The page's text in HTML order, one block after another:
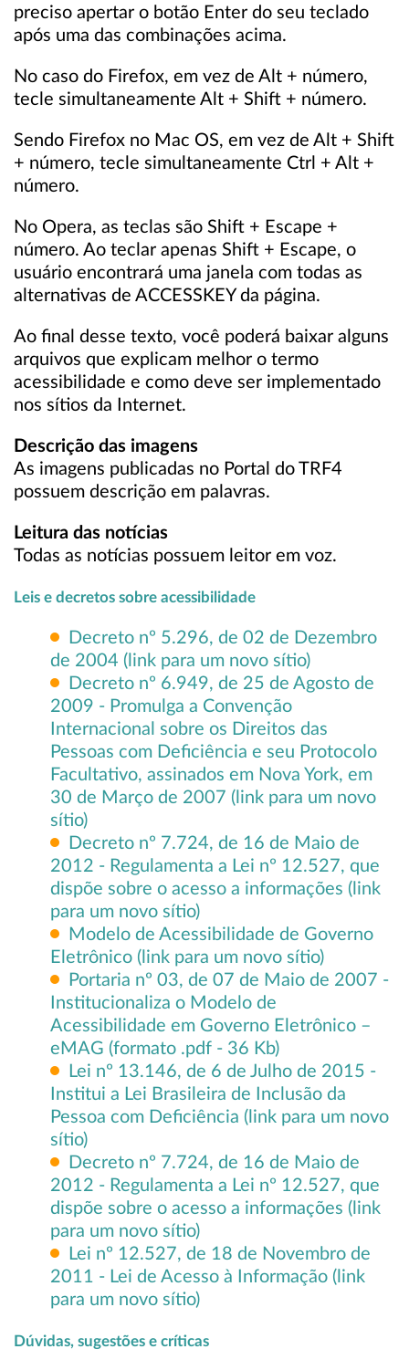
preciso apertar o botão Enter do seu teclado
após uma das combinações acima.
No caso do Firefox, em vez de Alt + número,
tecle simultaneamente Alt + Shift + número.
Sendo Firefox no Mac OS, em vez de Alt + Shift
+ número, tecle simultaneamente Ctrl + Alt +
número.
No Opera, as teclas são Shift + Escape +
número. Ao teclar apenas Shift + Escape, o
usuário encontrará uma janela com todas as
alternativas de ACCESSKEY da página.
Ao final desse texto, você poderá baixar alguns
arquivos que explicam melhor o termo
acessibilidade e como deve ser implementado
nos sítios da Internet.
Descrição das imagens
As imagens publicadas no Portal do TRF4
possuem descrição em palavras.
Leitura das notícias
Todas as notícias possuem leitor em voz.
Leis e decretos sobre acessibilidade
Decreto nº 5.296, de 02 de Dezembro
de 2004 (link para um novo sítio)
Decreto nº 6.949, de 25 de Agosto de
2009 - Promulga a Convenção
Internacional sobre os Direitos das
Pessoas com Deficiência e seu Protocolo
Facultativo, assinados em Nova York, em
30 de Março de 2007 (link para um novo
sítio)
Decreto nº 7.724, de 16 de Maio de
2012 - Regulamenta a Lei nº 12.527, que
dispõe sobre o acesso a informações (link
para um novo sítio)
Modelo de Acessibilidade de Governo
Eletrônico (link para um novo sítio)
Portaria nº 03, de 07 de Maio de 2007 -
Institucionaliza o Modelo de
Acessibilidade em Governo Eletrônico –
eMAG (formato .pdf - 36 Kb)
Lei nº 13.146, de 6 de Julho de 2015 -
Institui a Lei Brasileira de Inclusão da
Pessoa com Deficiência (link para um novo
sítio)
Decreto nº 7.724, de 16 de Maio de
2012 - Regulamenta a Lei nº 12.527, que
dispõe sobre o acesso a informações (link
para um novo sítio)
Lei nº 12.527, de 18 de Novembro de
2011 - Lei de Acesso à Informação (link
para um novo sítio)
Dúvidas, sugestões e críticas